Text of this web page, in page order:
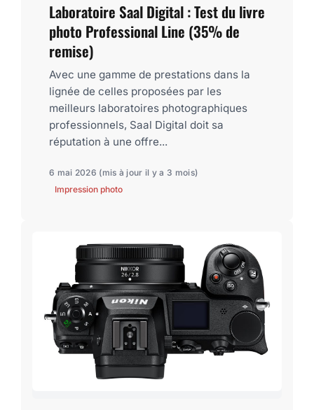
Laboratoire Saal Digital : Test du livre
photo Professional Line (35% de
remise)
Avec une gamme de prestations dans la
lignée de celles proposées par les
meilleurs laboratoires photographiques
professionnels, Saal Digital doit sa
réputation à une offre...
6 mai 2026 (mis à jour il y a 3 mois)
Impression photo